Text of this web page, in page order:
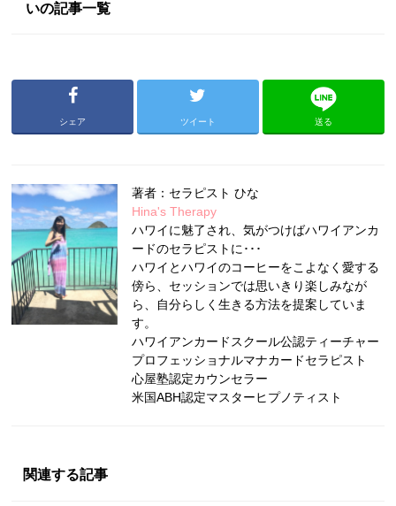
いの記事一覧
シェア ツイート 送る
著者：セラピスト ひな
Hina's Therapy
ハワイに魅了され、気がつけばハワイアンカ
ードのセラピストに･･･
ハワイとハワイのコーヒーをこよなく愛する
傍ら、セッションでは思いきり楽しみなが
ら、自分らしく生きる方法を提案していま
す。
ハワイアンカードスクール公認ティーチャー
プロフェッショナルマナカードセラピスト
心屋塾認定カウンセラー
米国ABH認定マスターヒプノティスト
関連する記事